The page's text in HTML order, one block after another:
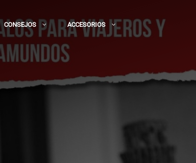
CONSEJOS ACCESORIOS